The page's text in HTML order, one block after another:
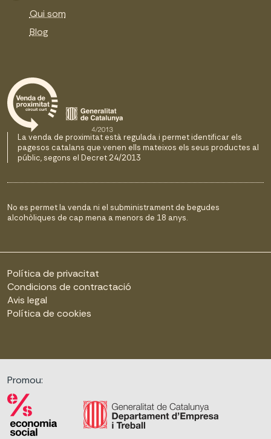
Qui som
Blog
La venda de proximitat està regulada i permet identificar els
pagesos catalans que venen ells mateixos els seus productes al
públic, segons el Decret 24/2013
No es permet la venda ni el subministrament de begudes
alcohòliques de cap mena a menors de 18 anys.
Política de privacitat
Condicions de contractació
Avis legal
Política de cookies
Promou: